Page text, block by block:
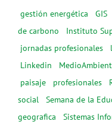
gestión energética
GIS
de carbono
Instituto
jornadas profesionales
Linkedin
paisaje
profesionales
social
Semana de la
geografica
Sistemas